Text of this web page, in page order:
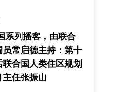
系列播客，由联合
员常启德主持：第十
联合国人类住区规划
主任张振山